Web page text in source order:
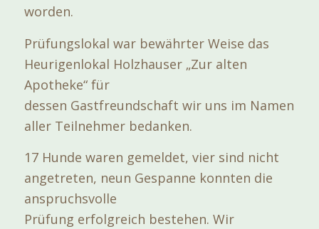
worden.
Prüfungslokal war bewährter Weise das
Heurigenlokal Holzhauser „Zur alten
Apotheke“ für
dessen Gastfreundschaft wir uns im Namen
aller Teilnehmer bedanken.
17 Hunde waren gemeldet, vier sind nicht
angetreten, neun Gespanne konnten die
anspruchsvolle
Prüfung erfolgreich bestehen. Wir